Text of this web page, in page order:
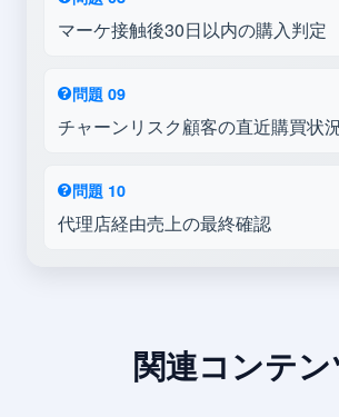
マーケ接触後30日以内の購入判定
問題 09
チャーンリスク顧客の直近購買状
問題 10
代理店経由売上の最終確認
関連コンテン